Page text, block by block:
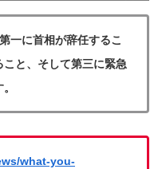
一に首相が辞任するこ
と、そして第三に緊急
what-you-